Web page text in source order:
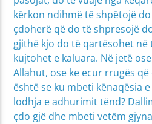
kërkon ndihmë të shpëtojë
çdoherë që do të shpresojë
gjithë kjo do të qartësohet
kujtohet e kaluara. Në jetë
Allahut, ose ke ecur rrugës
është se ku mbeti kënaqësia
lodhja e adhurimit tënd?
çdo gjë dhe mbeti vetëm